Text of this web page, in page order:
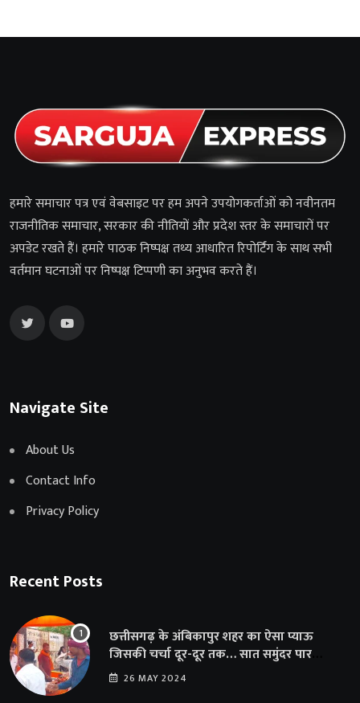
हमारे समाचार पत्र एवं वेबसाइट पर हम अपने उपयोगकर्ताओं को नवीनतम
राजनीतिक समाचार, सरकार की नीतियों और प्रदेश स्तर के समाचारों पर
अपडेट रखते हैं। हमारे पाठक निष्पक्ष तथ्य आधारित रिपोर्टिंग के साथ सभी
वर्तमान घटनाओं पर निष्पक्ष टिप्पणी का अनुभव करते हैं।
Navigate Site
About Us
Contact Info
Privacy Policy
Recent Posts
छत्तीसगढ़ के अंबिकापुर शहर का ऐसा प्याऊ
जिसकी चर्चा दूर-दूर तक… सात समुंदर पार
अमेरिका से भी पहुंचा सहयोग
26 MAY 2024